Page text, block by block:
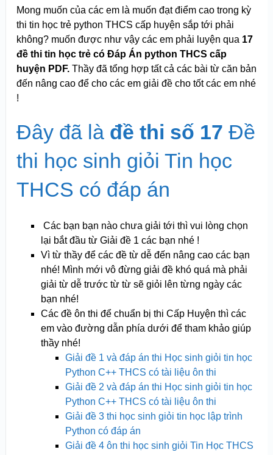
Mong muốn của các em là muốn đạt điểm cao trong kỳ
thi tin học trẻ python THCS cấp huyện sắp tới phải
không? muốn được như vậy các em phải luyện qua 17
đề thi tin học trẻ có Đáp Án python THCS cấp
huyện PDF. Thầy đã tổng hợp tất cả các bài từ căn bản
đến nâng cao để cho các em giải đề cho tốt các em nhé
!
Đây đã là đề thi số 17 Đề
thi học sinh giỏi Tin học
THCS có đáp án
Các bạn bạn nào chưa giải tới thì vui lòng chọn
lại bắt đầu từ Giải đề 1 các bạn nhé !
Vì từ thầy để các đề từ dễ đến nâng cao các bạn
nhé! Mình mới vô đừng giải đề khó quá mà phải
giải từ dễ trước từ từ sẽ giỏi lên từng ngày các
bạn nhé!
Các đề ôn thi để chuẩn bị thi Cấp Huyện thì các
em vào đường dẫn phía dưới để tham khảo giúp
thầy nhé!
Giải đề 1 và đáp án thi Học sinh giỏi tin học
Python C++ THCS có tài liệu ôn thi
Giải đề 2 và đáp án thi Học sinh giỏi tin học
Python C++ THCS có tài liệu ôn thi
Giải đề 3 thi học sinh giỏi tin học lập trình
Python có đáp án
Giải đề 4 ôn thi học sinh giỏi Tin Học THCS